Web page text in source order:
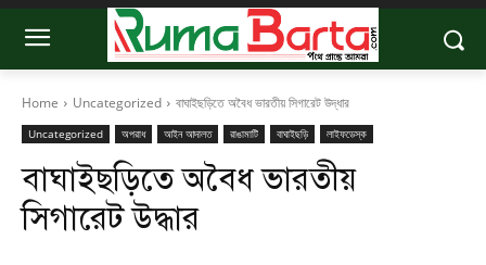
Home Uncategorized বাঘাইছড়িতে অবৈধ ভারতীয় সিগারেট উদ্ধার
Uncategorized অপরাধ আইন আদালত রাঙামাটি বাঘাইছড়ি লাইফডেস্ক
বাঘাইছড়িতে অবৈধ ভারতীয়
সিগারেট উদ্ধার